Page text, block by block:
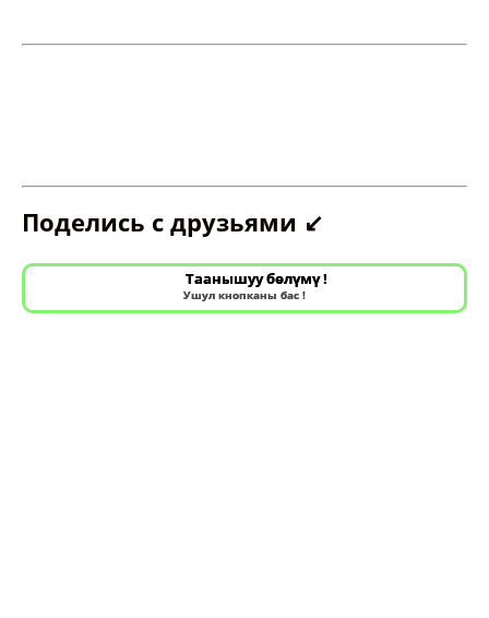
Поделись с друзьями ↙️
Таанышуу бөлүмү !
Ушул кнопканы бас !